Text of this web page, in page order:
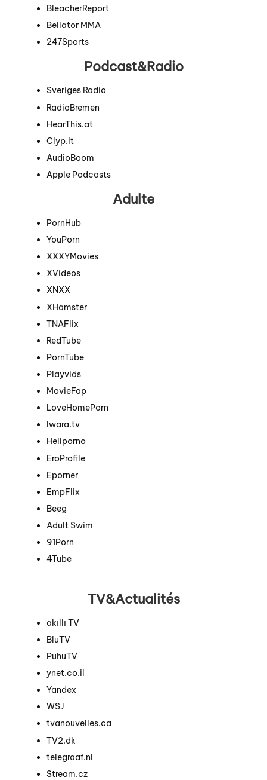
BleacherReport
Bellator MMA
247Sports
Podcast&Radio
Sveriges Radio
RadioBremen
HearThis.at
Clyp.it
AudioBoom
Apple Podcasts
Adulte
PornHub
YouPorn
XXXYMovies
XVideos
XNXX
XHamster
TNAFlix
RedTube
PornTube
Playvids
MovieFap
LoveHomePorn
Iwara.tv
Hellporno
EroProfile
Eporner
EmpFlix
Beeg
Adult Swim
91Porn
4Tube
TV&Actualités
akıllı TV
BluTV
PuhuTV
ynet.co.il
Yandex
WSJ
tvanouvelles.ca
TV2.dk
telegraaf.nl
Stream.cz